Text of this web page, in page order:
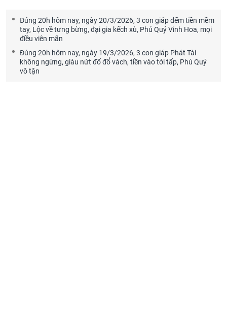
Đúng 20h hôm nay, ngày 20/3/2026, 3 con giáp đếm tiền mềm
tay, Lộc về tưng bừng, đại gia kếch xù, Phú Quý Vinh Hoa, mọi
điều viên mãn
Đúng 20h hôm nay, ngày 19/3/2026, 3 con giáp Phát Tài
không ngừng, giàu nứt đố đổ vách, tiền vào tới tấp, Phú Quý
vô tận